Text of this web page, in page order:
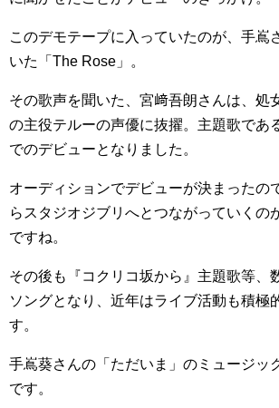
このデモテープに入っていたのが、手嶌
いた「The Rose」。
その歌声を聞いた、宮﨑吾朗さんは、処
の主役テルーの声優に抜擢。主題歌であ
でのデビューとなりました。
オーディションでデビューが決まったの
らスタジオジブリへとつながっていくの
ですね。
その後も『コクリコ坂から』主題歌等、
ソングとなり、近年はライブ活動も積極
す。
手嶌葵さんの「ただいま」のミュージッ
です。